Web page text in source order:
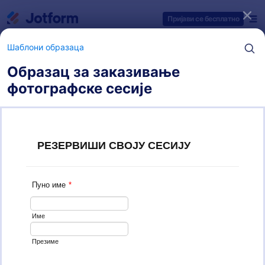
Пријави се бесплатно
Шаблони образаца
Образац за заказивање
фотографске сесије
Обрасци за фотографе
Категорије шаблона образаца